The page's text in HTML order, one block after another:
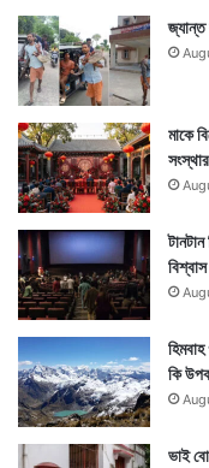
Tags Business News
জ্যান্ত
মাকে
কি
ভাই